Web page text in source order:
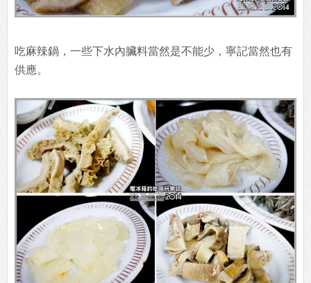
吃麻辣鍋，一些下水內臟料當然是不能少，寧記當然也有
供應。